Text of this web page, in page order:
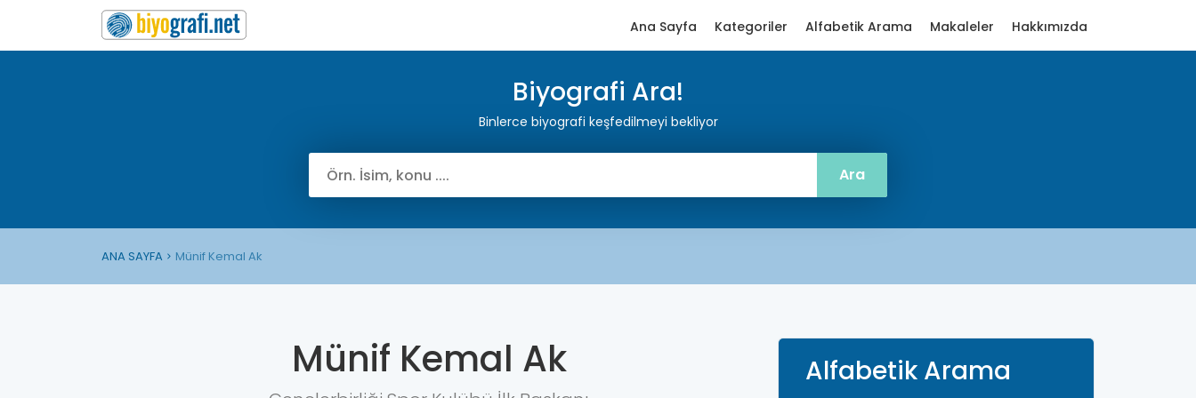
Ana Sayfa Kategoriler Alfabetik Arama Makaleler Hakkımızda
Biyografi Ara!
Binlerce biyografi keşfedilmeyi bekliyor
ANA SAYFA Münif Kemal Ak
Münif Kemal Ak Alfabetik Arama